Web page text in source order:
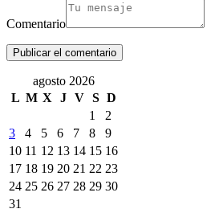
Comentario
agosto 2026
L M X J V S D
1
2
3
4 5 6 7 8
9
10 11 12 13 14 15 16
17 18 19 20 21 22 23
24 25 26 27 28 29 30
31